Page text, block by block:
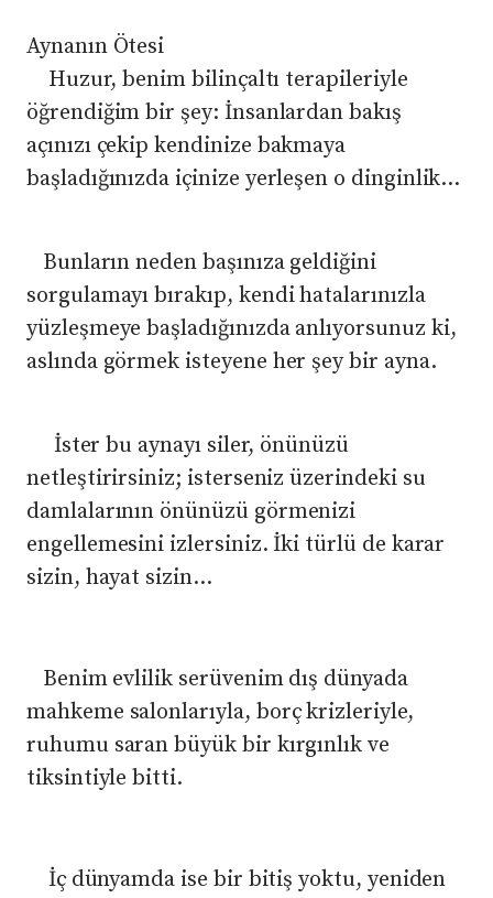
​Aynanın Ötesi
​ Huzur, benim bilinçaltı terapileriyle
öğrendiğim bir şey: İnsanlardan bakış
açınızı çekip kendinize bakmaya
başladığınızda içinize yerleşen o dinginlik…
Bunların neden başınıza geldiğini
sorgulamayı bırakıp, kendi hatalarınızla
yüzleşmeye başladığınızda anlıyorsunuz ki,
aslında görmek isteyene her şey bir ayna.
​ İster bu aynayı siler, önünüzü
netleştirirsiniz; isterseniz üzerindeki su
damlalarının önünüzü görmenizi
engellemesini izlersiniz. İki türlü de karar
sizin, hayat sizin…
Benim evlilik serüvenim dış dünyada
mahkeme salonlarıyla, borç krizleriyle,
ruhumu saran büyük bir kırgınlık ve
tiksintiyle bitti.
İç dünyamda ise bir bitiş yoktu, yeniden